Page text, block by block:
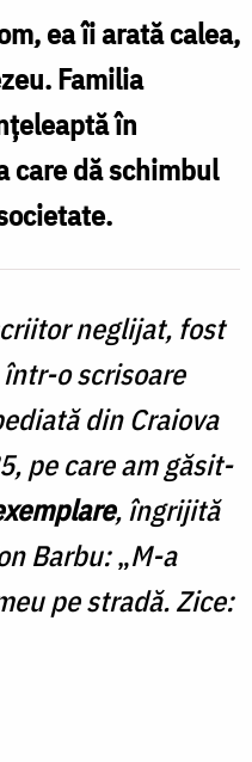
ea îi arată calea,
Familia
în
care dă schimbul
neglijat, fost
o scrisoare
din Craiova
pe care am găsit-
, îngrijită
Barbu:„M-a
pe stradă. Zice: